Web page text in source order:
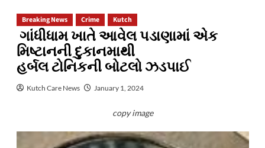
Breaking News Crime Kutch
ગાંધીધામ ખાતે આવેલ પડાણામાં એક
મિષ્ટાનની દુકાનમાથી
હર્બલ ટોનિકની બોટલો ઝડપાઈ
Kutch Care News January 1, 2024
copy image